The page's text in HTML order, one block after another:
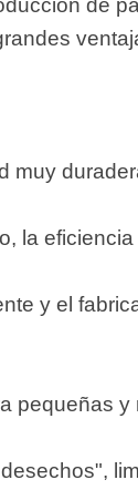
de
muy
la
y el
pequeñas